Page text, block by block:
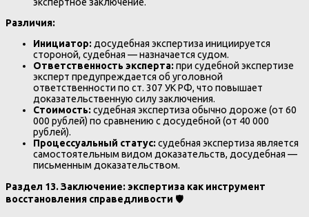
экспертное заключение.
Различия:
Инициатор:досудебная экспертиза инициируется
стороной, судебная — назначается судом.
Ответственность эксперта:при судебной экспертизе
эксперт предупреждается об уголовной
ответственности по ст. 307 УК РФ, что повышает
доказательственную силу заключения.
Стоимость:судебная экспертиза обычно дороже (от 60
000 рублей) по сравнению с досудебной (от 40 000
рублей).
Процессуальный статус:судебная экспертиза является
самостоятельным видом доказательств, досудебная —
письменным доказательством.
Раздел 13. Заключение: экспертиза как инструмент
восстановления справедливости 🛡️